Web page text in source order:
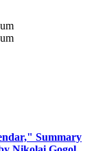
Summary